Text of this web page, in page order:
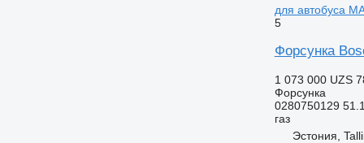
для автобуса
5
Форсунка
1 073 000 UZS
Форсунка
0280750129
газ
Эстония,